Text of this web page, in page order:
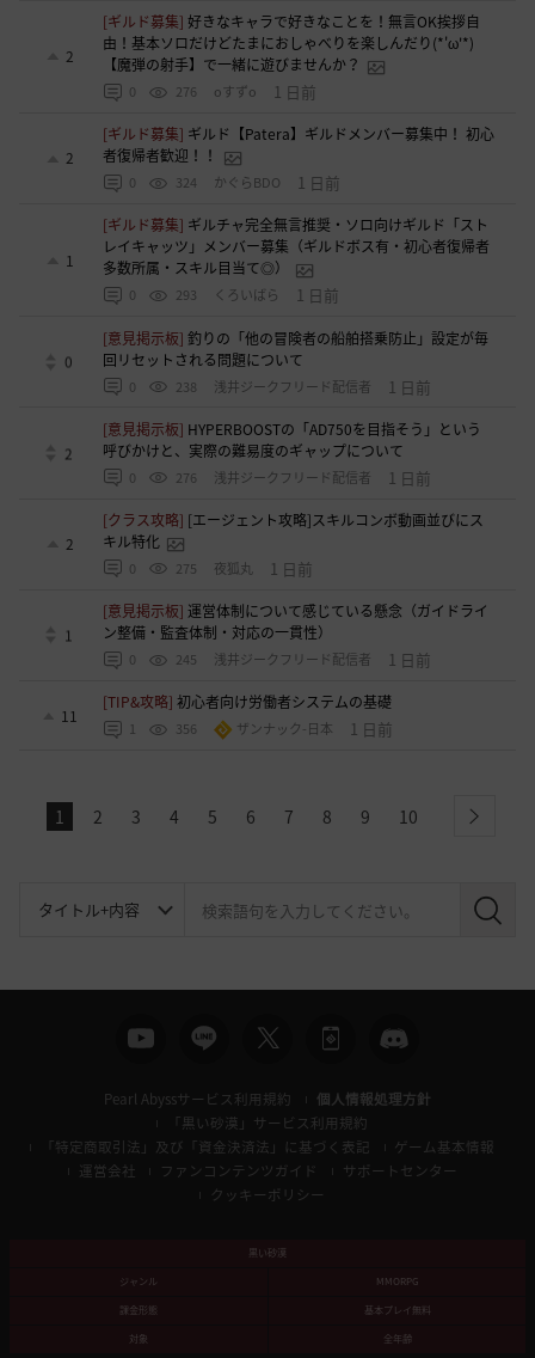
2
[ギルド募集]好きなキャラで好きなことを！無言OK挨拶自
由！基本ソロだけどたまにおしゃべりを楽しんだり(*'ω'*)
【魔弾の射手】で一緒に遊びませんか？
0 276 oすずo 1 日前
2
[ギルド募集] ギルド【Patera】ギルドメンバー募集中！ 初心
者復帰者歓迎！！
0 324 かぐらBDO 1 日前
1
[ギルド募集] ギルチャ完全無言推奨・ソロ向けギルド「スト
レイキャッツ」メンバー募集（ギルドボス有・初心者復帰者
多数所属・スキル目当て◎）
0 293 くろいばら 1 日前
0
[意見掲示板]釣りの「他の冒険者の船舶搭乗防止」設定が毎
回リセットされる問題について
0 238 浅井ジークフリード配信者 1 日前
2
[意見掲示板] HYPERBOOSTの「AD750を目指そう」という
呼びかけと、実際の難易度のギャップについて
0 276 浅井ジークフリード配信者 1 日前
2
[クラス攻略] [エージェント攻略]スキルコンボ動画並びにス
キル特化
0 275 夜狐丸 1 日前
1
[意見掲示板]運営体制について感じている懸念（ガイドライ
ン整備・監査体制・対応の一貫性）
0 245 浅井ジークフリード配信者 1 日前
11
[TIP&攻略]初心者向け労働者システムの基礎
1 356 ザンナック-日本 1 日前
1 2 3 4 5 6 7 8 9 10 next
検
Pearl Abyssサービス利用規約
個人情報処理方針
「黒い砂漠」サービス利用規約
「特定商取引法」及び「資金決済法」に基づく表記
ゲーム基本情報
運営会社
ファンコンテンツガイド
サポートセンター
クッキーポリシー
黒い砂漠
ジャンル
MMORPG
課金形態
基本プレイ無料
対象
全年齢